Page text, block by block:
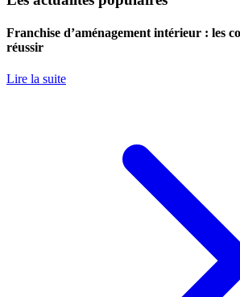
Franchise d’aménagement intérieur : les
réussir
Lire la suite